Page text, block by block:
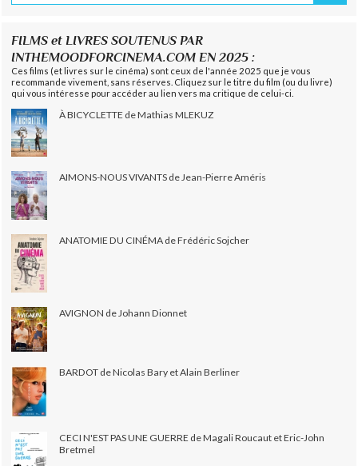
FILMS et LIVRES SOUTENUS PAR
INTHEMOODFORCINEMA.COM EN 2025 :
Ces films (et livres sur le cinéma) sont ceux de l'année 2025 que je vous
recommande vivement, sans réserves. Cliquez sur le titre du film (ou du livre)
qui vous intéresse pour accéder au lien vers ma critique de celui-ci.
À BICYCLETTE de Mathias MLEKUZ
AIMONS-NOUS VIVANTS de Jean-Pierre Améris
ANATOMIE DU CINÉMA de Frédéric Sojcher
AVIGNON de Johann Dionnet
BARDOT de Nicolas Bary et Alain Berliner
CECI N'EST PAS UNE GUERRE de Magali Roucaut et Eric-John
Bretmel